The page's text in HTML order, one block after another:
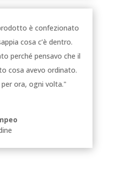
è confezionato
cosa c’è dentro.
perché pensavo che il
cosa avevo ordinato.
ora, ogni volta."